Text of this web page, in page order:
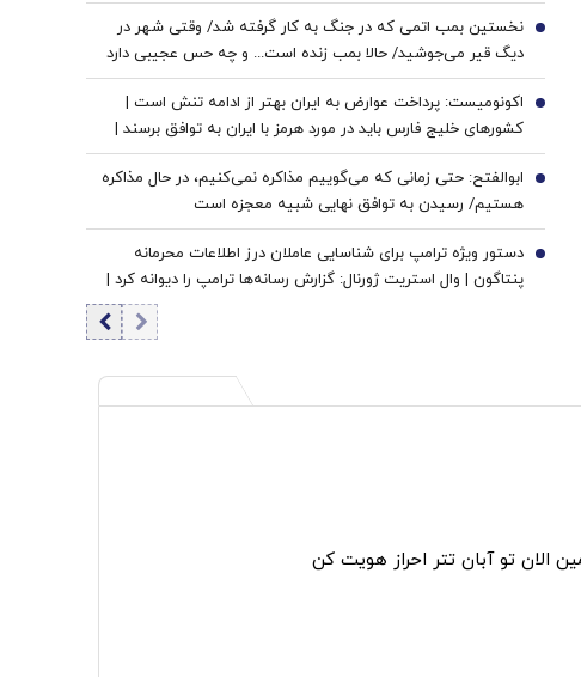
نخستین بمب اتمی که در جنگ به کار گرفته شد/ وقتی شهر در
دیگ قیر می‌جوشید/ حالا بمب زنده است... و چه حس عجیبی دارد
که پشت سر تو باشد
7
اکونومیست: پرداخت عوارض به ایران بهتر از ادامه تنش است |
کشورهای خلیج فارس باید در مورد هرمز با ایران به توافق برسند |
اعراب در مخمصهِ ترامپ گرفتار شده‌اند
8
ابوالفتح: حتی زمانی که می‌گوییم مذاکره نمی‌کنیم، در حال مذاکره
هستیم/ رسیدن به توافق نهایی شبیه معجزه است
9
دستور ویژه ترامپ برای شناسایی عاملان درز اطلاعات محرمانه
پنتاگون | وال استریت ژورنال: گزارش رسانه‌ها ترامپ را دیوانه کرد |
10
الان تو آبان تتر احراز هویت کن